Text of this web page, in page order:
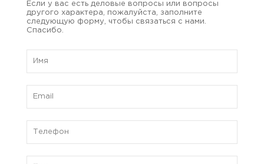
Если у вас есть деловые вопросы или вопросы
другого характера, пожалуйста, заполните
следующую форму, чтобы связаться с нами.
Спасибо.